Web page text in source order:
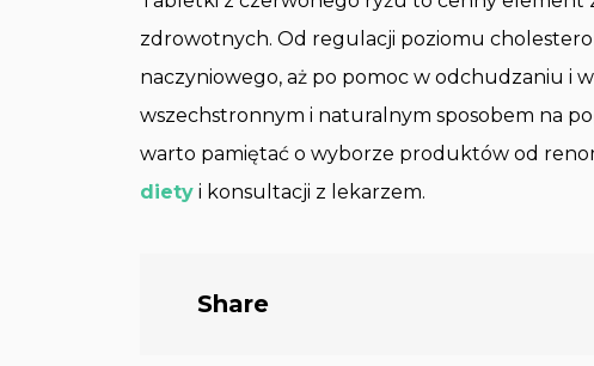
zdrowotnych. Od regulacji poziomu
naczyniowego, aż po pomoc w odchudzaniu i
wszechstronnym i naturalnym sposobem na
warto pamiętać o wyborze produktów od
diety i konsultacji z lekarzem.
Share